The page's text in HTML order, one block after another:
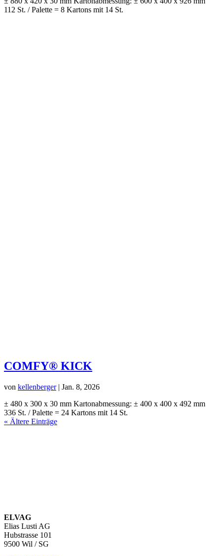
112 St. / Palette = 8 Kartons mit 14 St.
COMFY® KICK
von kellenberger| Jan. 8, 2026
± 480 x 300 x 30 mm Kartonabmessung: ± 400 x 400 x 492 mm
336 St. / Palette = 24 Kartons mit 14 St.
« Ältere Einträge
ELVAG
Elias Lusti AG
Hubstrasse 101
9500 Wil / SG